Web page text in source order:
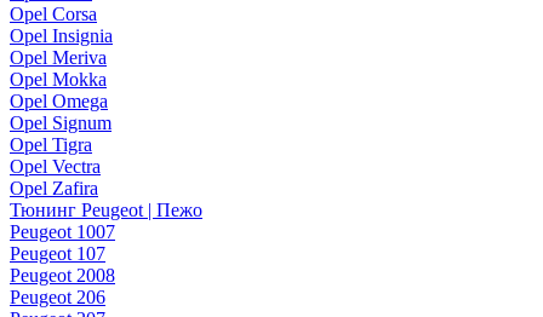
Opel Corsa
Opel Insignia
Opel Meriva
Opel Mokka
Opel Omega
Opel Signum
Opel Tigra
Opel Vectra
Opel Zafira
Тюнинг Peugeot | Пежо
Peugeot 1007
Peugeot 107
Peugeot 2008
Peugeot 206